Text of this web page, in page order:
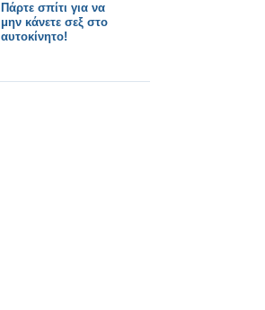
Πάρτε σπίτι για να
μην κάνετε σεξ στο
αυτοκίνητο!